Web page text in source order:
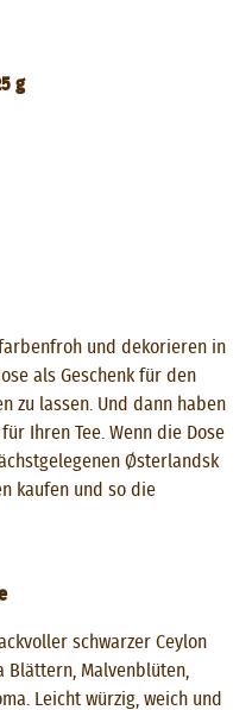
g
und dekorieren in
als Geschenk für den
zu lassen. Und dann haben
Ihren Tee. Wenn die Dose
Østerlandsk
kaufen und so die
schwarzer Ceylon
Blättern, Malvenblüten,
Leicht würzig, weich und